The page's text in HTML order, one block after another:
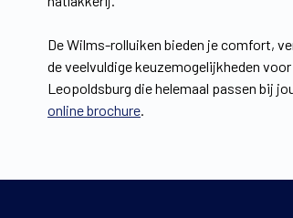
De Wilms-rolluiken bieden je comfort,
de veelvuldige keuzemogelijkheden
Leopoldsburg die helemaal passen bij
online brochure